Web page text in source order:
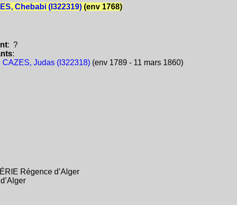
Chebabi (I322319) (env 1768)
: ?
:
CAZES, Judas (I322318) (env 1789 - 11 mars 1860)
Régence d’Alger